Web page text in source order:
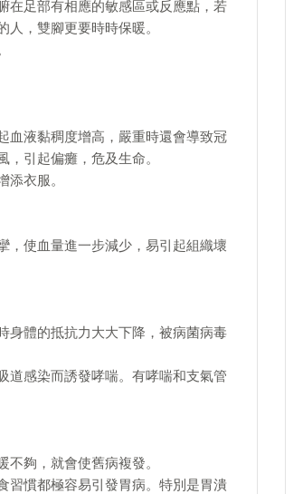
在足部有相應的敏感區或反應點，若
，雙腳更要時時保暖。
血液黏稠度增高，嚴重時還會導致冠
引起偏癱，危及生命。
衣服。
，使血量進一步減少，易引起組織壞
身體的抵抗力大大下降，被病菌病毒
道感染而誘發哮喘。有哮喘和支氣管
夠，就會使舊病複發。
習慣都極容易引發胃病。特別是胃潰